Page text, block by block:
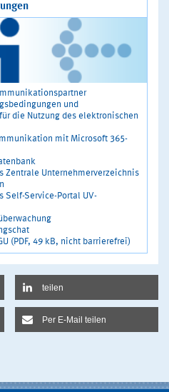
und
die Nutzung des elektronischen
mit Microsoft 365-
Zentrale Unternehmerverzeichnis
Self-Service-Portal UV-
(PDF, 49 kB, nicht barrierefrei)
teilen
Per E-Mail teilen